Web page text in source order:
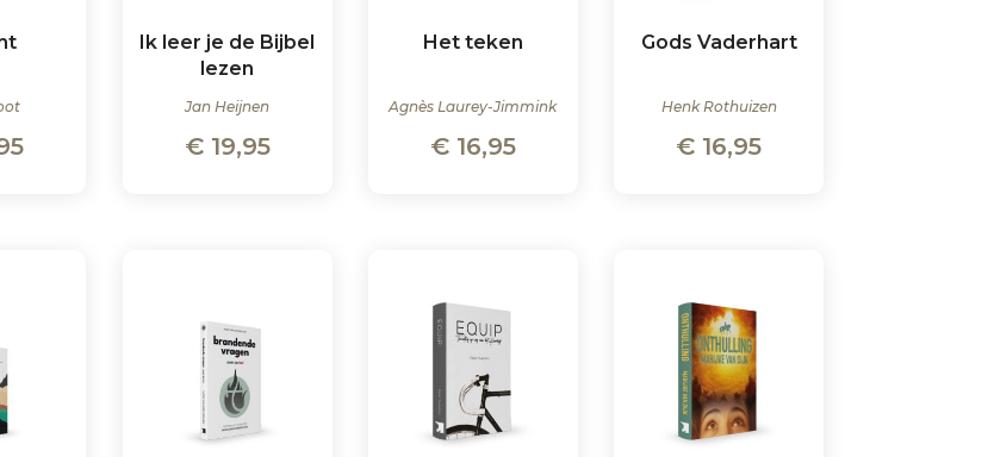
Ik leer je de Bijbel
lezen
Jan Heijnen
€19,95
Het teken
Agnès Laurey-Jimmink
€16,95
Gods Vaderhart
Henk Rothuizen
€ 16,95